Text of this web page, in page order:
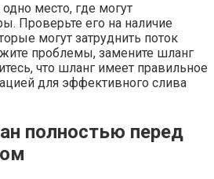
место, где могут
Проверьте его на наличие
могут затруднить поток
проблемы, замените шланг
что шланг имеет правильное
для эффективного слива
полностью перед